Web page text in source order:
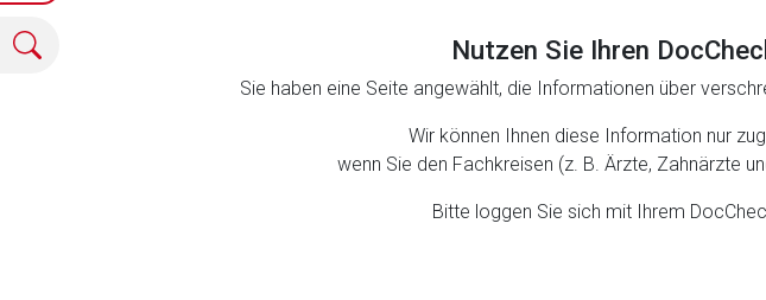
Nutzen Sie Ihren
Sie haben eine Seite angewählt, die Informationen über
Wir können Ihnen diese Information nur
wenn Sie den Fachkreisen (z. B. Ärzte, Zahnärzte
Bitte loggen Sie sich mit Ihrem
Aufruf einer externen Seite
Der von Ihnen aufgerufene Link öffnet eine externe Web-Seite. Für die Inhalte der externen